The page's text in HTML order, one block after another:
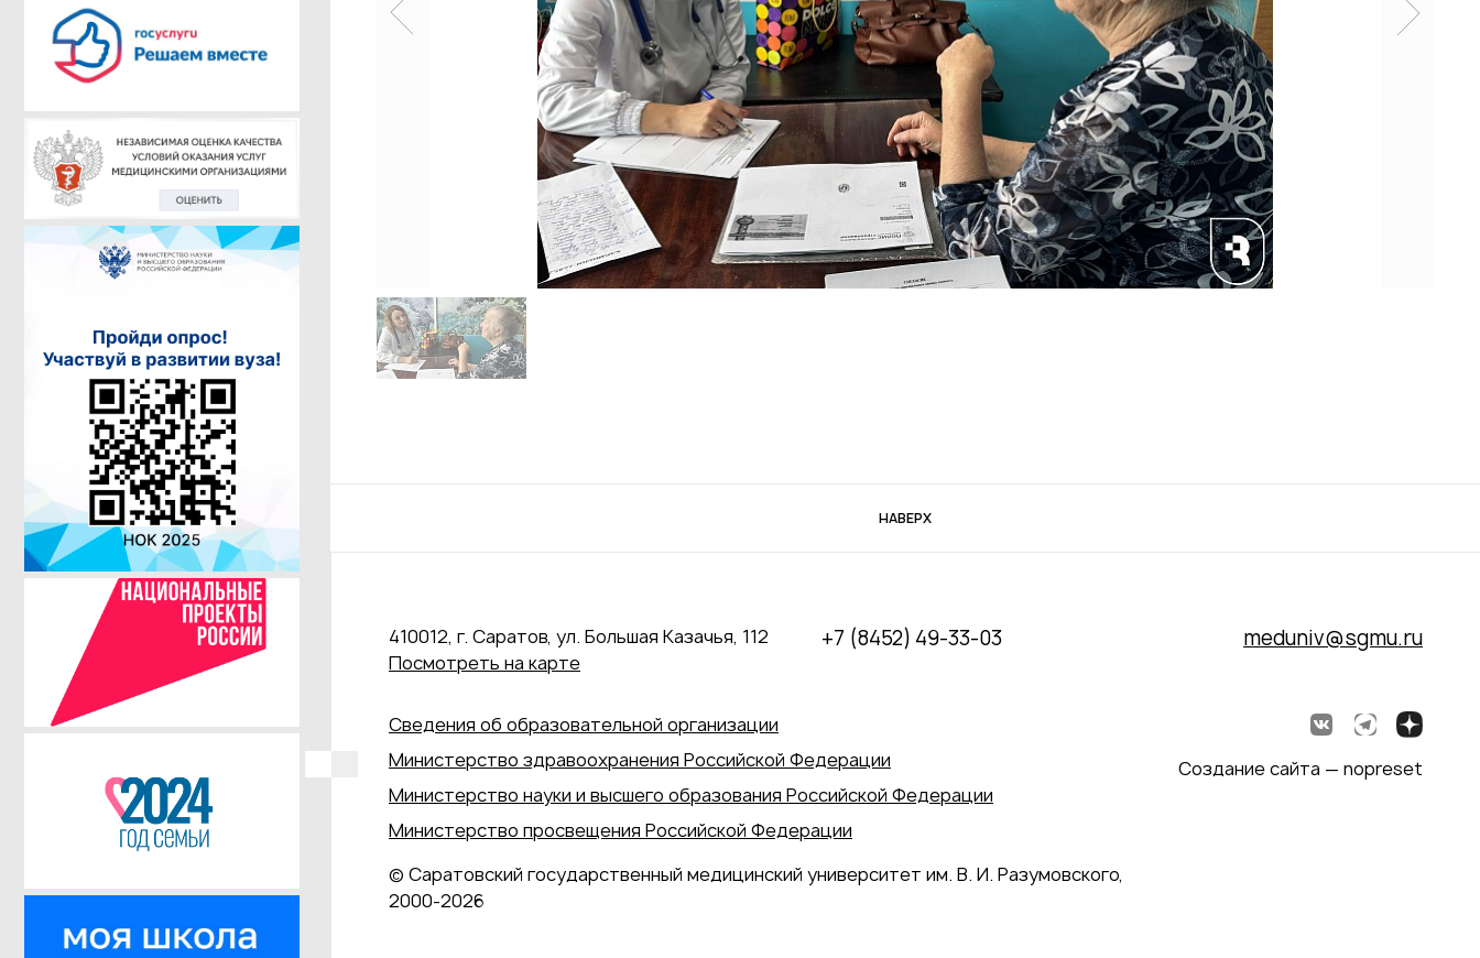
НАВЕРХ
410012, г. Саратов, ул. Большая Казачья, 112
Посмотреть на карте
+7 (8452) 49-33-03 meduniv@sgmu.ru
Сведения об образовательной организации
Министерство здравоохранения Российской Федерации
Министерство науки и высшего образования Российской Федерации
Министерство просвещения Российской Федерации
© Саратовский государственный медицинский университет им. В. И. Разумовского,
2000‑2026
Создание сайта — nopreset